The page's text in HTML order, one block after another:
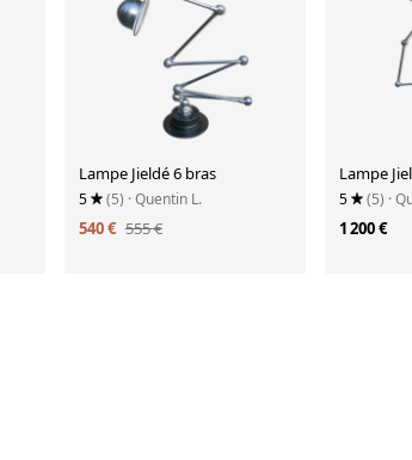
Lampe Jieldé 6 bras
5 (5) · Quentin L.
540 € 555 €
Lampe
5 (5) ·
1 200 €